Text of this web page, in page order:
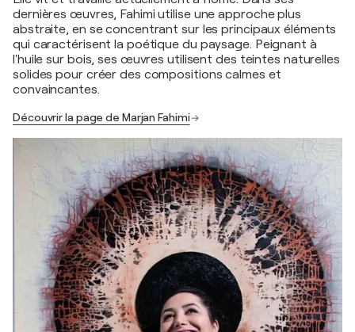
dernières œuvres, Fahimi utilise une approche plus
abstraite, en se concentrant sur les principaux éléments
qui caractérisent la poétique du paysage. Peignant à
l'huile sur bois, ses œuvres utilisent des teintes naturelles
solides pour créer des compositions calmes et
convaincantes.
Découvrir la page de Marjan Fahimi